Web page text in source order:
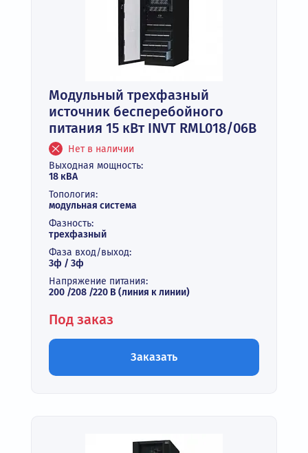
Модульный трехфазный
источник бесперебойного
питания 15 кВт INVT RML018/06B
Нет в наличии
Выходная мощность:
18 кВА
Топология:
модульная система
Фазность:
трехфазный
Фаза вход/выход:
3ф / 3ф
Напряжение питания:
200 /208 /220 В (линия к линии)
Под заказ
Заказать